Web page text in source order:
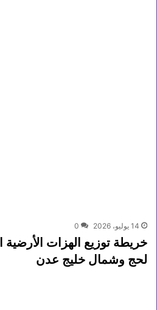
14 يوليو، 2026 0
خريطة توزيع الهزات
لحج وشمال خليج عدن